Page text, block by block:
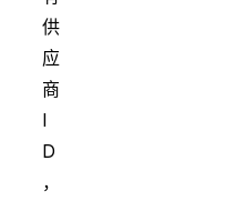
供
应
商
I
D
，